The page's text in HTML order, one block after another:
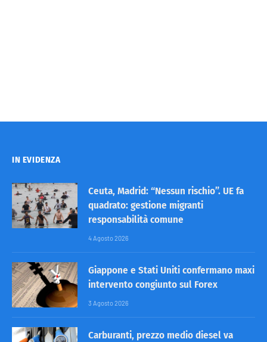
IN EVIDENZA
Ceuta, Madrid: “Nessun rischio”. UE fa
quadrato: gestione migranti
responsabilità comune
4 Agosto 2026
Giappone e Stati Uniti confermano maxi
intervento congiunto sul Forex
3 Agosto 2026
Carburanti, prezzo medio diesel va